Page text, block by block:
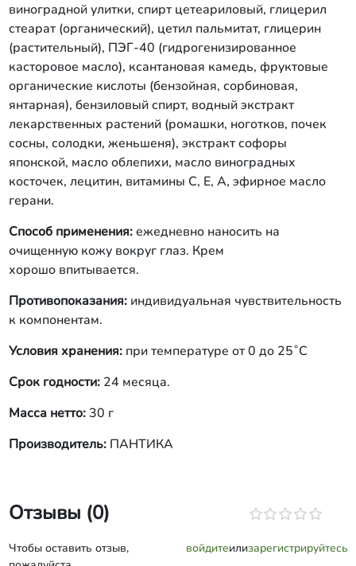
виноградной улитки, спирт цетеариловый, глицерил
стеарат (органический), цетил пальмитат, глицерин
(растительный), ПЭГ-40 (гидрогенизированное
касторовое масло), ксантановая камедь, фруктовые
органические кислоты (бензойная, сорбиновая,
янтарная), бензиловый спирт, водный экстракт
лекарственных растений (ромашки, ноготков, почек
сосны, солодки, женьшеня), экстракт софоры
японской, масло облепихи, масло виноградных
косточек, лецитин, витамины С, Е, А, эфирное масло
герани.
Способ применения:ежедневно наносить на
очищенную кожу вокруг глаз. Крем
хорошо впитывается.
Противопоказания:индивидуальная чувствительность
к компонентам.
Условия хранения:при температуре от 0 до 25˚С
Срок годности:24 месяца.
Масса нетто:30 г
Производитель: ПАНТИКА
Отзывы (0)
Чтобы оставить отзыв,
войдитеилизарегистрируйтесь